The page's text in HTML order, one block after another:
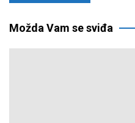
objava
Možda Vam se sviđa